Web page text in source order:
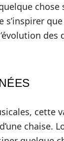
des
cette
chaise.